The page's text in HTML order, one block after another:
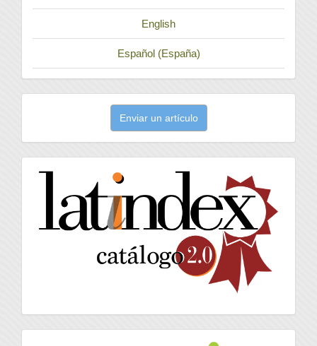
English
Español (España)
artículo
Enviar un artículo
latindex